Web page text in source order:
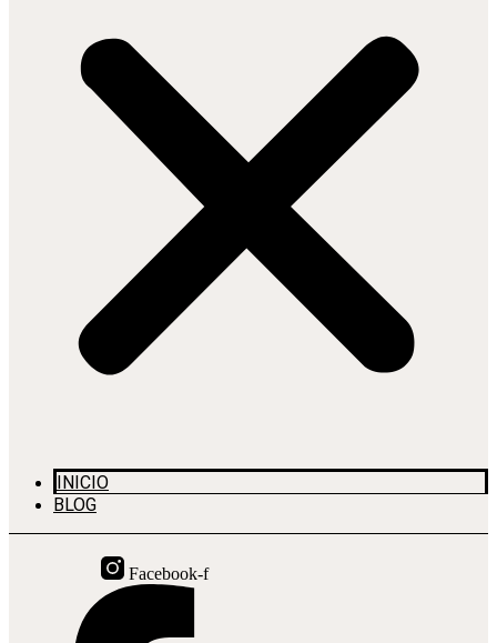
INICIO
BLOG
Facebook-f